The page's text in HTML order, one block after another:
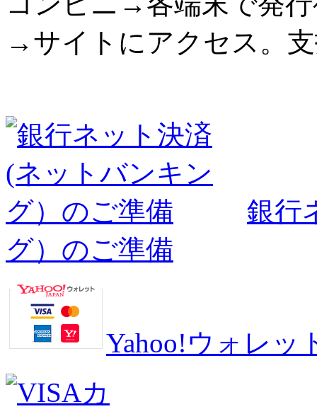
→サイトにアクセス。
銀行
グ）のご準備
Yahoo!ウォレッ